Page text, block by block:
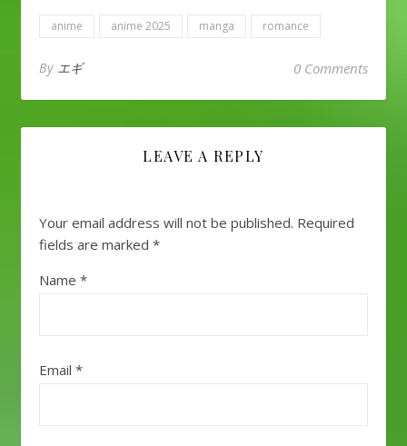
anime anime 2025 manga romance
By エギ 0 Comments
LEAVE A REPLY
Your email address will not be published. Required
fields are marked *
Name *
Email *